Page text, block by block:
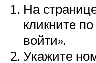
На
кликните
войти».
Укажите